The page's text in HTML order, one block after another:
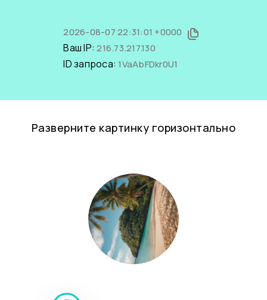
2026-08-07 22:31:01 +0000
Ваш IP:216.73.217.130
ID запроса:1VaAbFDkr0U1
Разверните картинку горизонтально